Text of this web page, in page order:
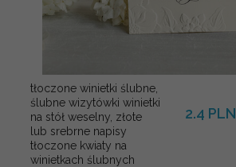
tłoczone winietki ślubne,
ślubne wizytówki winietki
na stół weselny, złote
lub srebrne napisy
tłoczone kwiaty na
winietkach ślubnych
2.4 PLN